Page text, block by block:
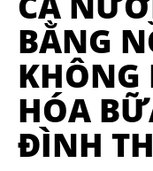
BẰNG
KHÔNG
HÓA
ĐÌNH